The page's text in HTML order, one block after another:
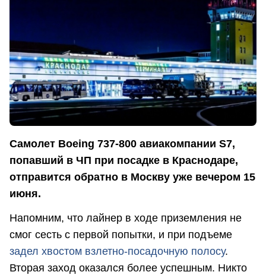
Самолет Boeing 737-800 авиакомпании S7,
попавший в ЧП при посадке в Краснодаре,
отправится обратно в Москву уже вечером 15
июня.
Напомним, что лайнер в ходе приземления не
смог сесть с первой попытки, и при подъеме
задел хвостом взлетно-посадочную полосу.
Вторая заход оказался более успешным. Никто